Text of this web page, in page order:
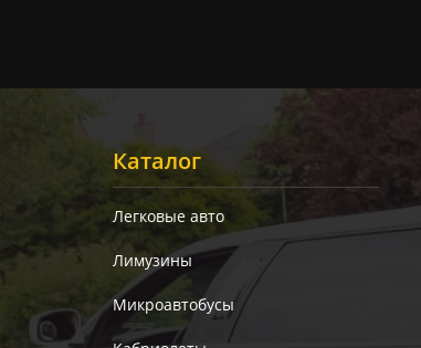
Каталог
Легковые авто
Лимузины
Микроавтобусы